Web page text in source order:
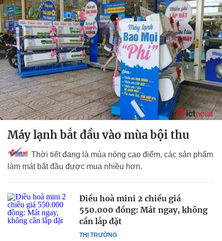
Máy lạnh bắt đầu vào mùa bội thu
Thời tiết đang là mùa nóng cao điểm, các sản phẩm
làm mát bắt đầu được mua nhiều hơn.
THỊ TRƯỜNG
Điều hoà mini 2 chiều giá
550.000 đồng: Mát ngay, không
cần lắp đặt